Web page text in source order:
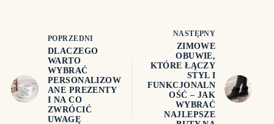
POPRZEDNI
DLACZEGO
WARTO
WYBRAĆ
PERSONALIZOW
ANE PREZENTY
I NA CO
ZWRÓCIĆ
UWAGĘ
NASTĘPNY
ZIMOWE
OBUWIE,
KTÓRE ŁĄCZY
STYL I
FUNKCJONALN
OŚĆ – JAK
WYBRAĆ
NAJLEPSZE